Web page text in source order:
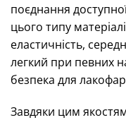
поєднання
цього типу
еластичність,
легкий при певних
безпека для
Завдяки цим